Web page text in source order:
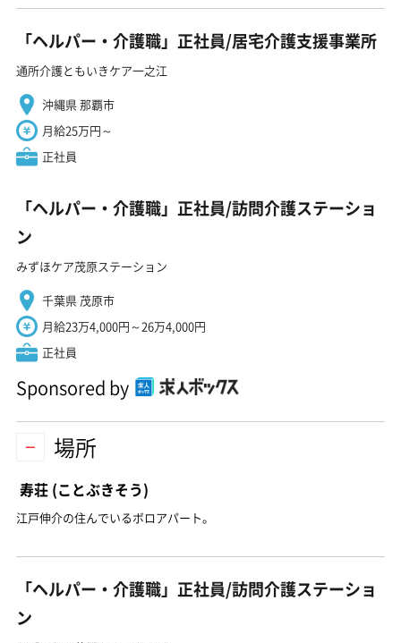
「ヘルパー・介護職」正社員/居宅介護支援事業所
通所介護ともいきケア一之江
沖縄県 那覇市
月給25万円～
正社員
「ヘルパー・介護職」正社員/訪問介護ステーショ
ン
みずほケア茂原ステーション
千葉県 茂原市
月給23万4,000円～26万4,000円
正社員
Sponsored by
場所
寿荘 (ことぶきそう)
江戸伸介の住んでいるボロアパート。
「ヘルパー・介護職」正社員/訪問介護ステーショ
ン